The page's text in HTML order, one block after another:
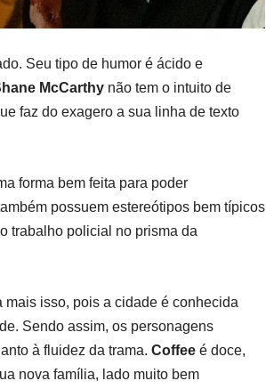
Seu tipo de humor é ácido e
McCarthy não tem o intuito de
faz do exagero a sua linha de texto
forma bem feita para poder
possuem estereótipos bem típicos
trabalho policial no prisma da
isso, pois a cidade é conhecida
Sendo assim, os personagens
à fluidez da trama. Coffee é doce,
nova família, lado muito bem